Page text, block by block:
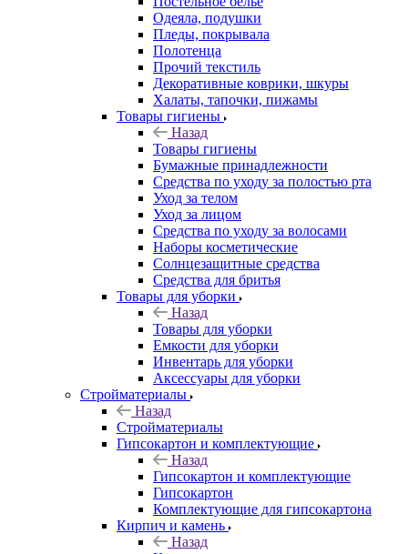
Одеяла, подушки
Пледы, покрывала
Полотенца
Прочий текстиль
Декоративные коврики, шкуры
Халаты, тапочки, пижамы
Товары гигиены
Назад
Товары гигиены
Бумажные принадлежности
Средства по уходу за полостью рта
Уход за телом
Уход за лицом
Средства по уходу за волосами
Наборы косметические
Солнцезащитные средства
Средства для бритья
Товары для уборки
Назад
Товары для уборки
Емкости для уборки
Инвентарь для уборки
Аксессуары для уборки
Стройматериалы
Назад
Стройматериалы
Гипсокартон и комплектующие
Назад
Гипсокартон и комплектующие
Гипсокартон
Комплектующие для гипсокартона
Кирпич и камень
Назад